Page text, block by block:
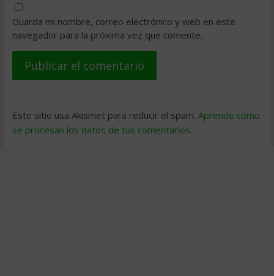
Guarda mi nombre, correo electrónico y web en este
navegador para la próxima vez que comente.
Este sitio usa Akismet para reducir el spam. Aprende cómo
se procesan los datos de tus comentarios.